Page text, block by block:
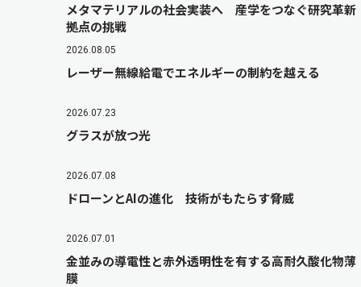
メタマテリアルの社会実装へ 産学をつなぐ研究革新
拠点の挑戦
2026.08.05
レーザー無線給電でエネルギーの制約を越える
2026.07.23
グラスが放つ光
2026.07.08
ドローンとAIの進化 技術がもたらす脅威
2026.07.01
金並みの導電性と赤外透明性を有する高耐久酸化物薄
膜